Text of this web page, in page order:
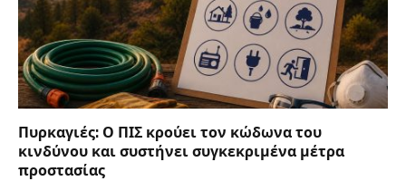
Πυρκαγιές: Ο ΠΙΣ κρούει τον κώδωνα του
κινδύνου και συστήνει συγκεκριμένα μέτρα
προστασίας